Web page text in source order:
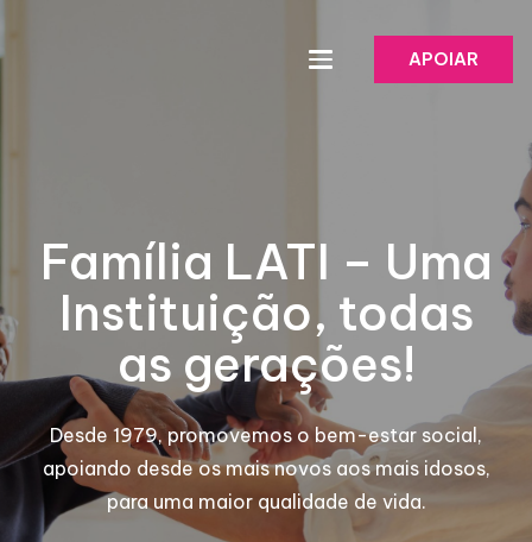
APOIAR
Família LATI – Uma
Instituição, todas
as gerações!
Desde 1979, promovemos o bem-estar social,
apoiando desde os mais novos aos mais idosos,
para uma maior qualidade de vida.